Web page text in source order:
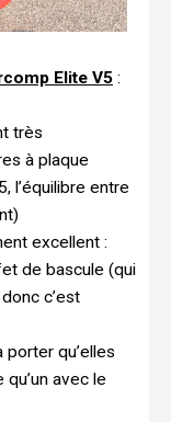
Elite V5 :
très
à plaque
l’équilibre entre
excellent :
de bascule (qui
c’est
qu’elles
avec le